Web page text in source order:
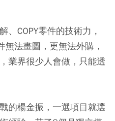
、COPY零件的技術力，
無法畫圖，更無法外購，
業界很少人會做，只能透
的楊金振，一選項目就選